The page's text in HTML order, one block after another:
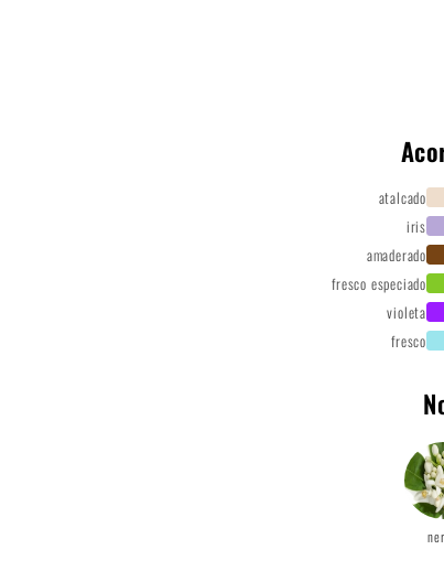
atalcado
iris
amaderado
fresco especiado
violeta
fresco